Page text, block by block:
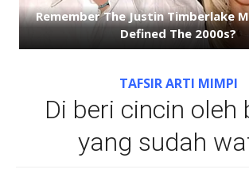
TAFSIR ARTI MIMPI
Di beri cincin oleh
yang sudah